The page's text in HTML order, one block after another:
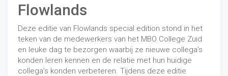
Flowlands
Deze editie van Flowlands special edition stond in het
teken van de medewerkers van het MBO College Zuid
en leuke dag te bezorgen waarbij ze nieuwe collega’s
konden leren kennen en de relatie met hun huidige
collega’s konden verbeteren. Tijdens deze editie